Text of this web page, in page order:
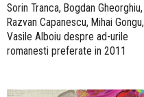
Sorin Tranca, Bogdan Gheorghiu,
Razvan Capanescu, Mihai Gongu,
Vasile Alboiu despre ad-urile
romanesti preferate in 2011